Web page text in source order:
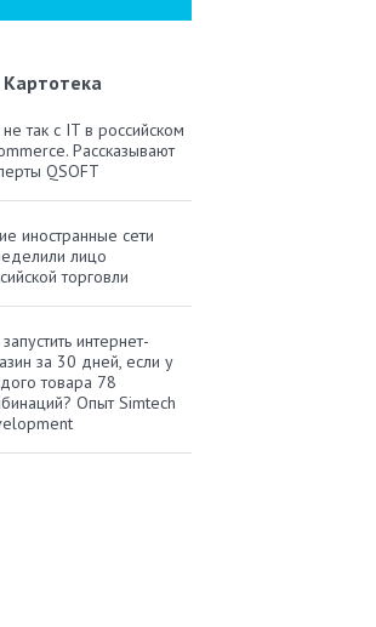
Картотека
так с IT в российском
Рассказывают
QSOFT
иностранные сети
лицо
торговли
интернет-
за 30 дней, если у
товара 78
Опыт Simtech